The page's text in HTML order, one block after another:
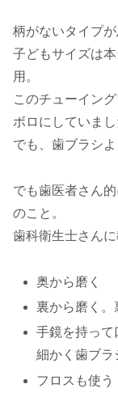
柄がないタイプが
子どもサイズは
用。
このチューイン
ボロにしていま
でも、歯ブラシ
でも歯医者さん
のこと。
歯科衛生士さん
奥から磨く
裏から磨く
手鏡を持って
細かく歯ブラ
フロスも使う